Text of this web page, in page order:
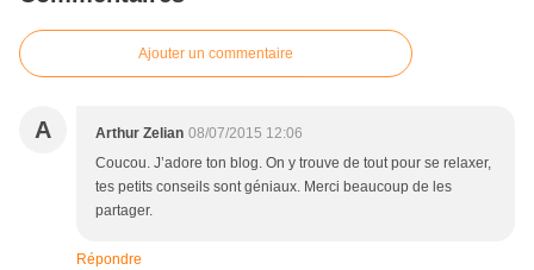
Ajouter un commentaire
A Arthur Zelian 08/07/2015 12:06
Coucou. J’adore ton blog. On y trouve de tout pour se relaxer,
tes petits conseils sont géniaux. Merci beaucoup de les
partager.
Répondre